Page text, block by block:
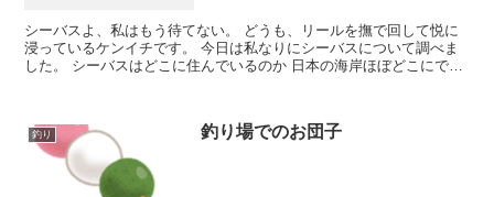
シーバスよ、私はもう待てない。 どうも、リールを撫で回して悦に
浸っているケンイチです。 今日は私なりにシーバスについて調べま
した。 シーバスはどこに住んでいるのか 日本の海岸ほぼどこにでも
釣り 釣り場でのお団子